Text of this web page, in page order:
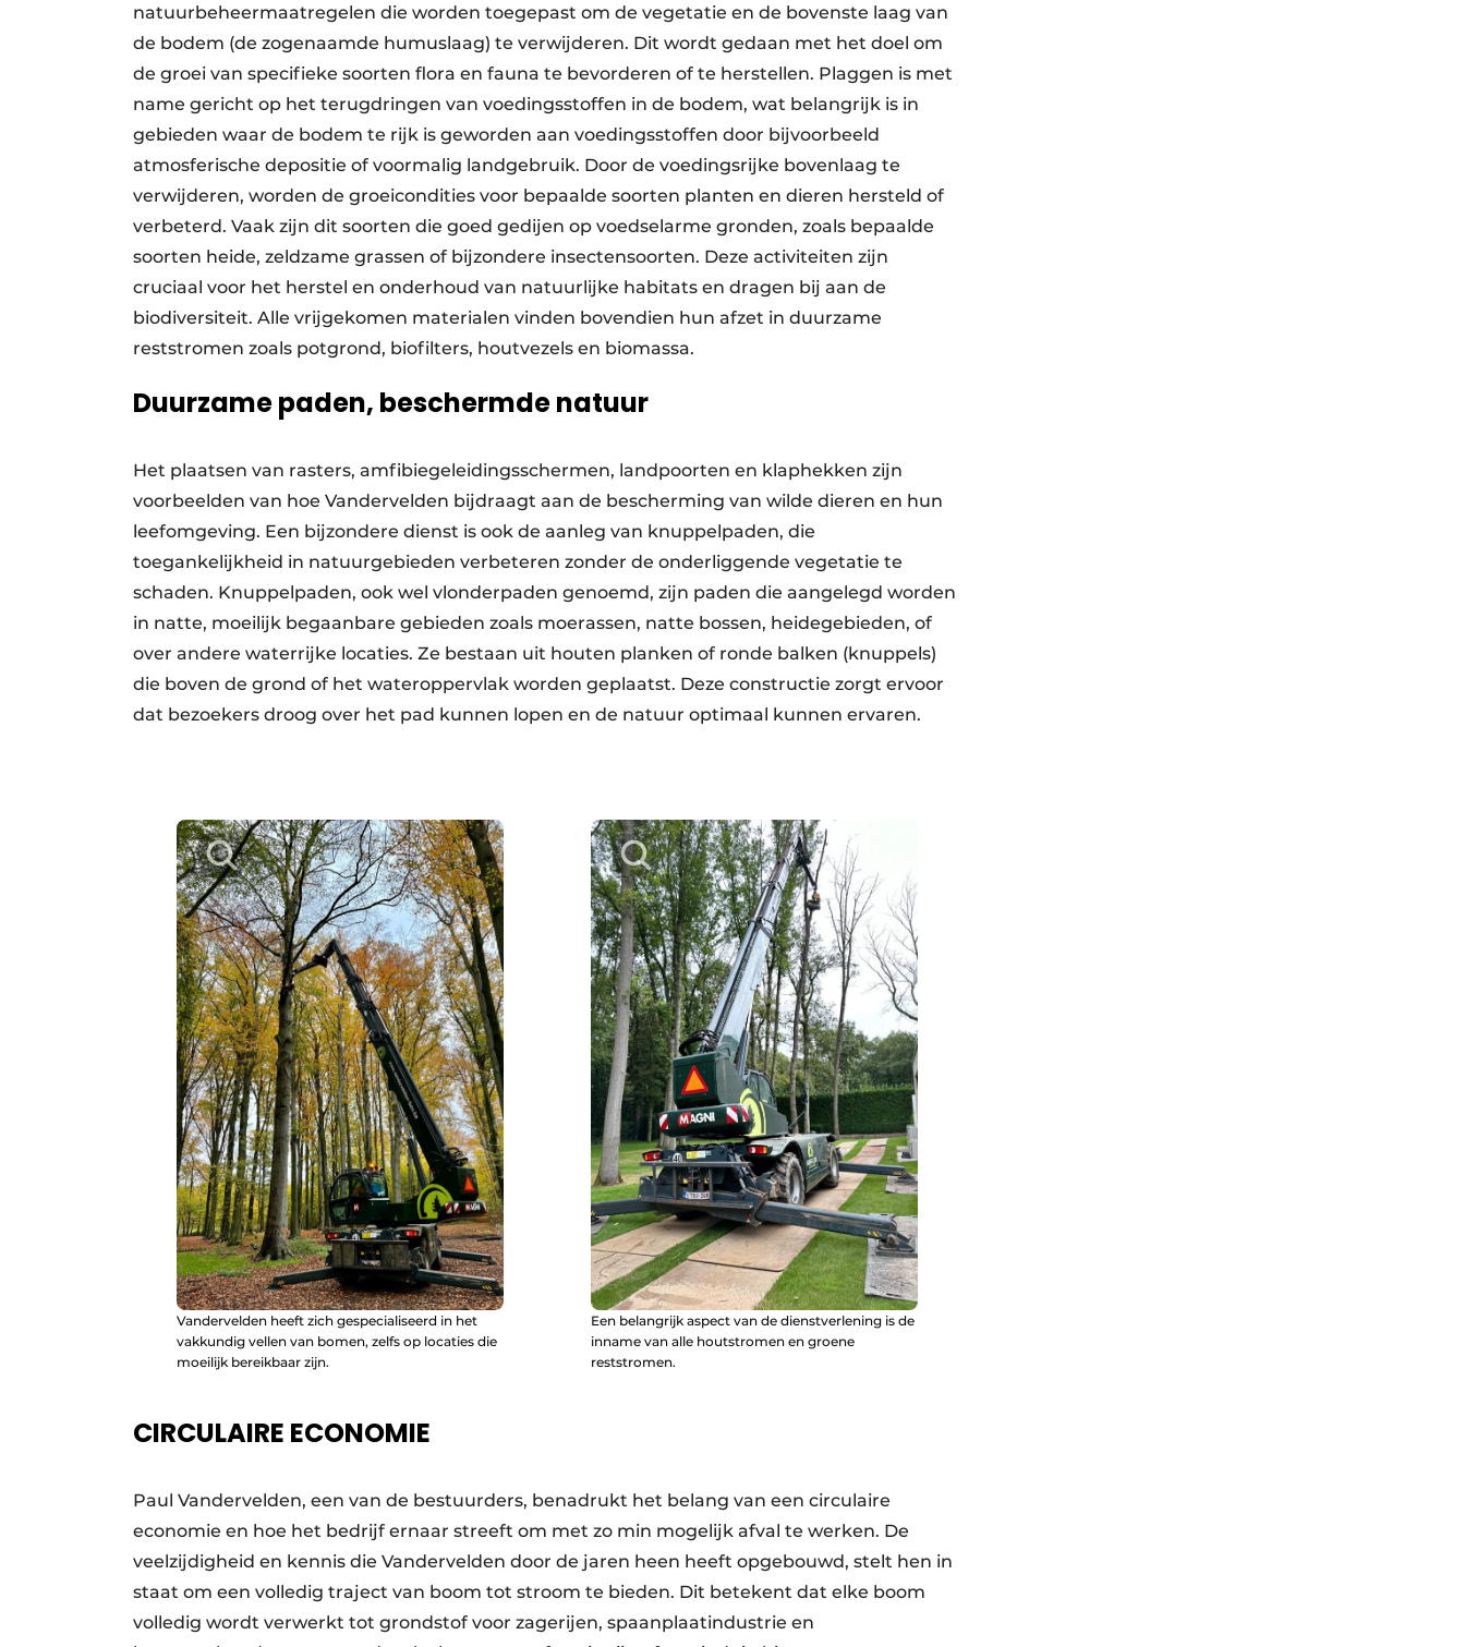
natuurbeheermaatregelen die worden toegepast om de vegetatie en de bovenste laag van
de bodem (de zogenaamde humuslaag) te verwijderen. Dit wordt gedaan met het doel om
de groei van specifieke soorten flora en fauna te bevorderen of te herstellen. Plaggen is met
name gericht op het terugdringen van voedingsstoffen in de bodem, wat belangrijk is in
gebieden waar de bodem te rijk is geworden aan voedingsstoffen door bijvoorbeeld
atmosferische depositie of voormalig landgebruik. Door de voedingsrijke bovenlaag te
verwijderen, worden de groeicondities voor bepaalde soorten planten en dieren hersteld of
verbeterd. Vaak zijn dit soorten die goed gedijen op voedselarme gronden, zoals bepaalde
soorten heide, zeldzame grassen of bijzondere insectensoorten. Deze activiteiten zijn
cruciaal voor het herstel en onderhoud van natuurlijke habitats en dragen bij aan de
biodiversiteit. Alle vrijgekomen materialen vinden bovendien hun afzet in duurzame
reststromen zoals potgrond, biofilters, houtvezels en biomassa.
Duurzame paden, beschermde natuur
Het plaatsen van rasters, amfibiegeleidingsschermen, landpoorten en klaphekken zijn
voorbeelden van hoe Vandervelden bijdraagt aan de bescherming van wilde dieren en hun
leefomgeving. Een bijzondere dienst is ook de aanleg van knuppelpaden, die
toegankelijkheid in natuurgebieden verbeteren zonder de onderliggende vegetatie te
schaden. Knuppelpaden, ook wel vlonderpaden genoemd, zijn paden die aangelegd worden
in natte, moeilijk begaanbare gebieden zoals moerassen, natte bossen, heidegebieden, of
over andere waterrijke locaties. Ze bestaan uit houten planken of ronde balken (knuppels)
die boven de grond of het wateroppervlak worden geplaatst. Deze constructie zorgt ervoor
dat bezoekers droog over het pad kunnen lopen en de natuur optimaal kunnen ervaren.
Vandervelden heeft zich gespecialiseerd in het
vakkundig vellen van bomen, zelfs op locaties die
moeilijk bereikbaar zijn.
Een belangrijk aspect van de dienstverlening is de
inname van alle houtstromen en groene
reststromen.
CIRCULAIRE ECONOMIE
Paul Vandervelden, een van de bestuurders, benadrukt het belang van een circulaire
economie en hoe het bedrijf ernaar streeft om met zo min mogelijk afval te werken. De
veelzijdigheid en kennis die Vandervelden door de jaren heen heeft opgebouwd, stelt hen in
staat om een volledig traject van boom tot stroom te bieden. Dit betekent dat elke boom
volledig wordt verwerkt tot grondstof voor zagerijen, spaanplaatindustrie en